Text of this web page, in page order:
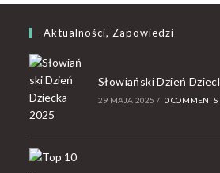
Aktualności, Zapowiedzi
Słowiański Dzień
29 MAJA 2025 / 0 COMMENTS